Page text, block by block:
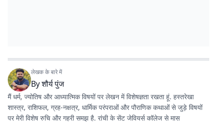
लेखक के बारे में
Byशौर्य पुंज
मैं धर्म, ज्योतिष और आध्यात्मिक विषयों पर लेखन में विशेषज्ञता रखता हूं. हस्तरेखा
शास्त्र, राशिफल, ग्रह-नक्षत्र, धार्मिक परंपराओं और पौराणिक कथाओं से जुड़े विषयों
पर मेरी विशेष रुचि और गहरी समझ है. रांची के सेंट जेवियर्स कॉलेज से मास